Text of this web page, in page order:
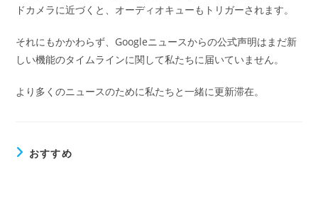
ドカメラに近づくと、オーディオキューもトリガーされます。
それにもかかわらず、Googleニュースからの公式声明はまだ新
しい機能のタイムラインに関して私たちに届いていません。
より多くのニュースのために私たちと一緒に更新滞在。
おすすめ